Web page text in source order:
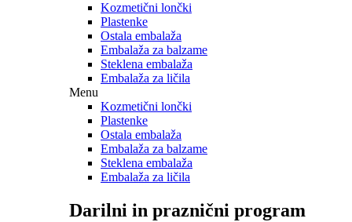
Kozmetični lončki
Plastenke
Ostala embalaža
Embalaža za balzame
Steklena embalaža
Embalaža za ličila
Menu
Kozmetični lončki
Plastenke
Ostala embalaža
Embalaža za balzame
Steklena embalaža
Embalaža za ličila
Darilni in praznični program